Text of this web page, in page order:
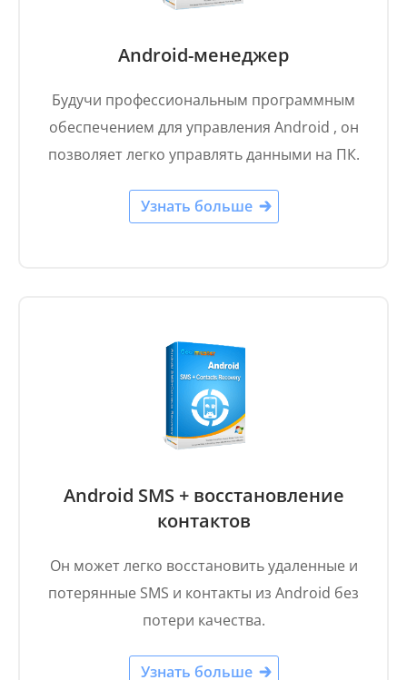
Android-менеджер
Будучи профессиональным программным
обеспечением для управления Android , он
позволяет легко управлять данными на ПК.
Узнать больше
Android SMS + восстановление
контактов
Он может легко восстановить удаленные и
потерянные SMS и контакты из Android без
потери качества.
Узнать больше